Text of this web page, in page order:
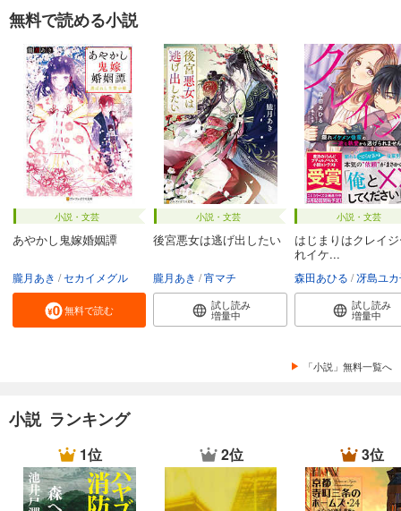
無料で読める小説
小説・文芸
あやかし鬼嫁婚姻譚
朧月あき セカイメグル
無料で読む
小説・文芸
後宮悪女は逃げ出したい
朧月あき 宵マチ
試し読み
増量中
小説・文芸
はじまりはクレイ
れイケ...
森田あひる 冴島ユ
試し読み
増量中
「小説」無料一覧へ
小説 ランキング
1位 2位 3位